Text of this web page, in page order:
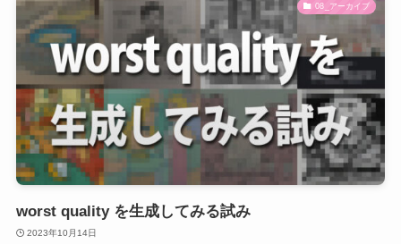
08_アーカイブ
worst quality を生成してみる試み
2023年10月14日